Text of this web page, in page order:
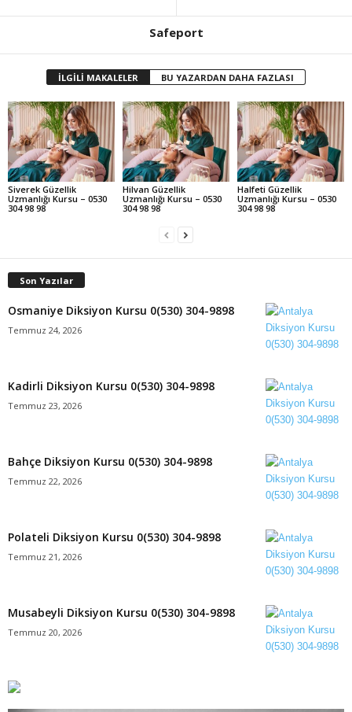
Safeport
İLGİLİ MAKALELER BU YAZARDAN DAHA FAZLASI
Siverek Güzellik
Uzmanlığı Kursu – 0530
304 98 98
Hilvan Güzellik
Uzmanlığı Kursu – 0530
304 98 98
Halfeti Güzellik
Uzmanlığı Kursu – 0530
304 98 98
Son Yazılar
Osmaniye Diksiyon Kursu 0(530) 304-9898
Temmuz 24, 2026
Kadirli Diksiyon Kursu 0(530) 304-9898
Temmuz 23, 2026
Bahçe Diksiyon Kursu 0(530) 304-9898
Temmuz 22, 2026
Polateli Diksiyon Kursu 0(530) 304-9898
Temmuz 21, 2026
Musabeyli Diksiyon Kursu 0(530) 304-9898
Temmuz 20, 2026